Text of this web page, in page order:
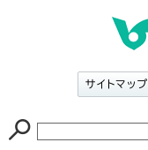
サイトマップ